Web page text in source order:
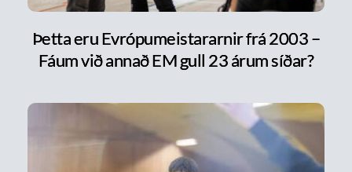
Þetta eru Evrópumeistararnir frá 2003 –
Fáum við annað EM gull 23 árum síðar?